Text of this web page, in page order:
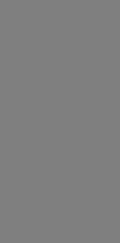
Arellano"